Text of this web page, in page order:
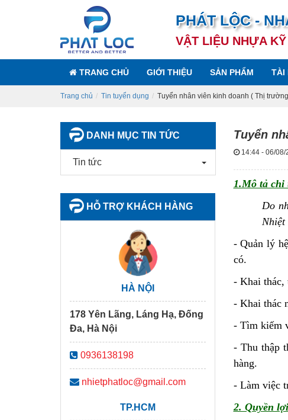
PHÁT LỘC -
VẬT LIỆU NHỰA
TRANG CHỦ GIỚI THIỆU SẢN PHẨM TÀI
Trang chủ Tin tuyển dụng Tuyển nhân viên kinh doanh ( Thị
DANH MỤC TIN TỨC
Tin tức
HỖ TRỢ KHÁCH HÀNG
HÀ NỘI
178 Yên Lãng, Láng Hạ, Đống
Đa, Hà Nội
0936138198
nhietphatloc@gmail.com
TP.HCM
Tuyển
14:44 - 06/08/
1.Mô tả chi
Do
Nhiệt
-Quản lý
có.
- Khai thác,
- Khai thác
- Tìm kiếm
- Thu thập
hàng.
- Làm việc
2. Quyền